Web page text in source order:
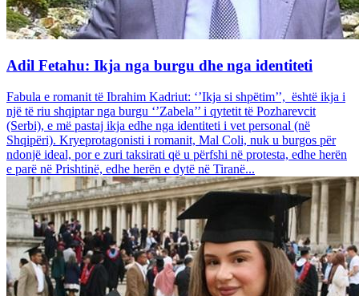
Adil Fetahu: Ikja nga burgu dhe nga identiteti
Fabula e romanit të Ibrahim Kadriut: ‘’Ikja si shpëtim’’, është ikja i
një të riu shqiptar nga burgu ‘’Zabela’’ i qytetit të Pozharevcit
(Serbi), e më pastaj ikja edhe nga identiteti i vet personal (në
Shqipëri). Kryeprotagonisti i romanit, Mal Coli, nuk u burgos për
ndonjë ideal, por e zuri taksirati që u përfshi në protesta, edhe herën
e parë në Prishtinë, edhe herën e dytë në Tiranë...